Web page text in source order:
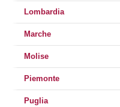
Lombardia
Marche
Molise
Piemonte
Puglia